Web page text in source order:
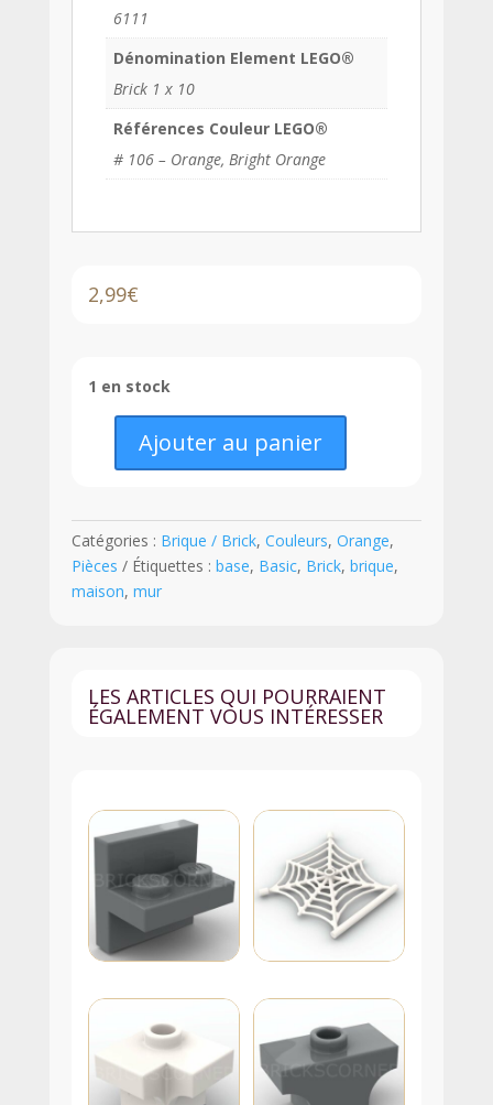
6111
Dénomination Element LEGO®
Brick 1 x 10
Références Couleur LEGO®
# 106 – Orange, Bright Orange
2,99€
1 en stock
quantité
Brique
1
Orange
Ajouter au panier
Catégories : Brique / Brick, Couleurs, Orange,
Pièces
Étiquettes : base, Basic, Brick, brique,
maison, mur
LES ARTICLES QUI POURRAIENT
ÉGALEMENT VOUS INTÉRESSER